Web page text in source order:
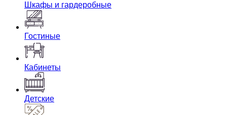
Шкафы и гардеробные
Гостиные
Кабинеты
Детские